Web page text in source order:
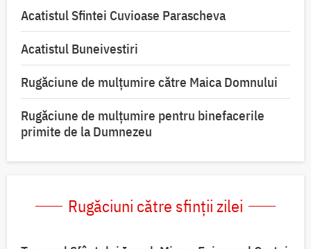
Acatistul Sfintei Cuvioase Parascheva
Acatistul Buneivestiri
Rugăciune de mulţumire către Maica Domnului
Rugăciune de mulțumire pentru binefacerile
primite de la Dumnezeu
Rugăciuni către sfinții zilei